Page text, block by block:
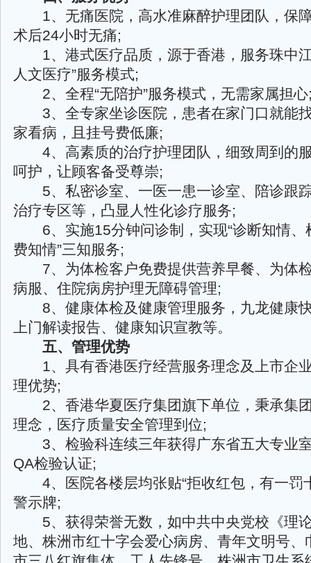
1、无痛医院，高水准麻醉护理团队，保
术后24小时无痛;
1、港式医疗品质，源于香港，服务珠中江
人文医疗”服务模式;
2、全程“无陪护”服务模式，无需家属担心
3、全专家坐诊医院，患者在家门口就能
家看病，且挂号费低廉;
4、高素质的治疗护理团队，细致周到的
呵护，让顾客备受尊崇;
5、私密诊室、一医一患一诊室、陪诊跟
治疗专区等，凸显人性化诊疗服务;
6、实施15分钟问诊制，实现“诊断知情、
费知情”三知服务;
7、为体检客户免费提供营养早餐、为体
病服、住院病房护理无障碍管理;
8、健康体检及健康管理服务，九龙健康
上门解读报告、健康知识宣教等。
五、管理优势
1、具有香港医疗经营服务理念及上市企
理优势;
2、香港华夏医疗集团旗下单位，秉承集
理念，医疗质量安全管理到位;
3、检验科连续三年获得广东省五大专业
QA检验认证;
4、医院各楼层均张贴“拒收红包，有一罚
警示牌;
5、获得荣誉无数，如中共中央党校《理
地、株洲市红十字会爱心病房、青年文明号、